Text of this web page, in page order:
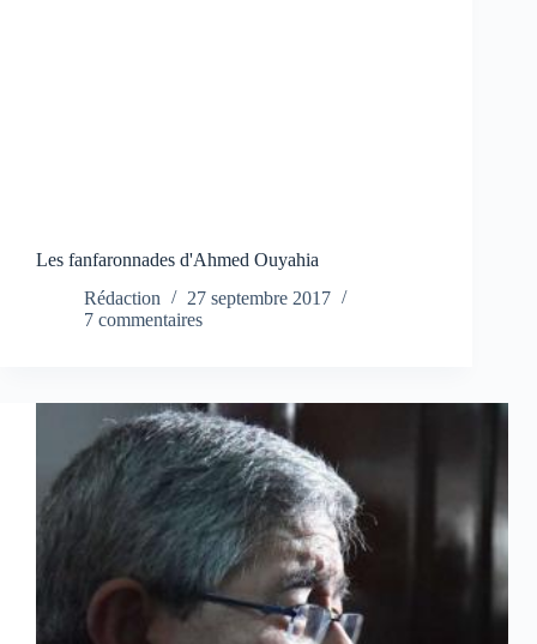
Les fanfaronnades d'Ahmed Ouyahia
Rédaction
27 septembre 2017
7 commentaires